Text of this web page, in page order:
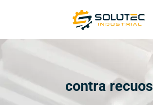
contra recuos